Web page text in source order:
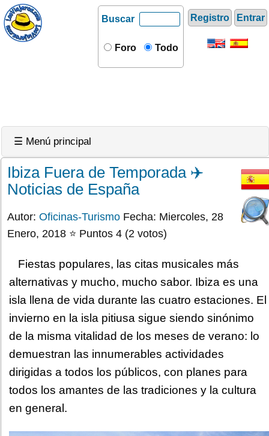
Registro Entrar
Buscar
Foro Todo
☰ Menú principal
Ibiza Fuera de Temporada ✈️
Noticias de España
Autor: Oficinas-Turismo Fecha: Miercoles, 28
Enero, 2018 ⭐ Puntos 4 (2 votos)
Fiestas populares, las citas musicales más
alternativas y mucho, mucho sabor. Ibiza es una
isla llena de vida durante las cuatro estaciones. El
invierno en la isla pitiusa sigue siendo sinónimo
de la misma vitalidad de los meses de verano: lo
demuestran las innumerables actividades
dirigidas a todos los públicos, con planes para
todos los amantes de las tradiciones y la cultura
en general.